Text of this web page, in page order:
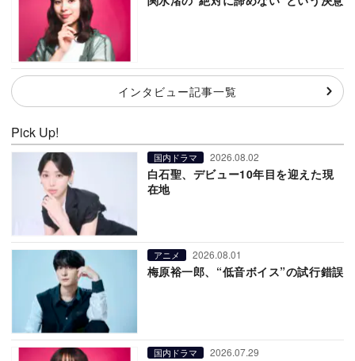
インタビュー記事一覧
Pick Up!
国内ドラマ 2026.08.02
白石聖、デビュー10年目を迎えた現
在地
アニメ 2026.08.01
梅原裕一郎、“低音ボイス”の試行錯誤
国内ドラマ 2026.07.29